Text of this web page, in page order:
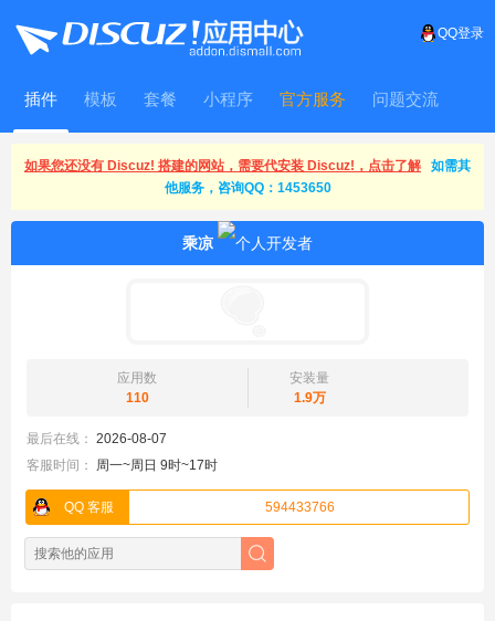
QQ登录
插件 模板 套餐 小程序 官方服务 问题交流
WitFrame
如果您还没有 Discuz! 搭建的网站，需要代安装 Discuz!，点击了解
如需其
他服务，咨询QQ：1453650
乘凉
应用数
110
安装量
1.9万
最后在线： 2026-08-07
客服时间：
周一~周日 9时~17时
QQ 客服 594433766